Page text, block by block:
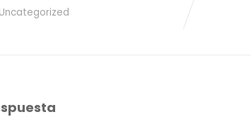
Uncategorized